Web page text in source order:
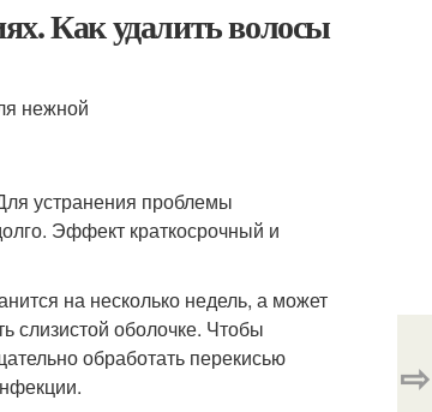
Как удалить волосы
устранения проблемы
Эффект краткосрочный и
на несколько недель, а может
слизистой оболочке. Чтобы
обработать перекисью
⇨